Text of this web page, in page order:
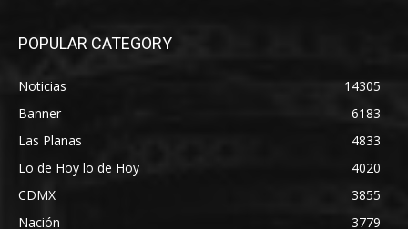
POPULAR CATEGORY
Noticias
14305
Banner
6183
Las Planas
4833
Lo de Hoy lo de Hoy
4020
CDMX
3855
Nación
3779